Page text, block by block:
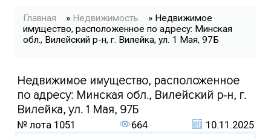
Вы здесь
Главная » Недвижимость
» Недвижимое
имущество, расположенное по адресу: Минская
обл., Вилейский р-н, г. Вилейка, ул. 1 Мая, 97Б
Недвижимое имущество, расположенное
по адресу: Минская обл., Вилейский р-н, г.
Вилейка, ул. 1 Мая, 97Б
№ лота 1051 664 10.11.2025